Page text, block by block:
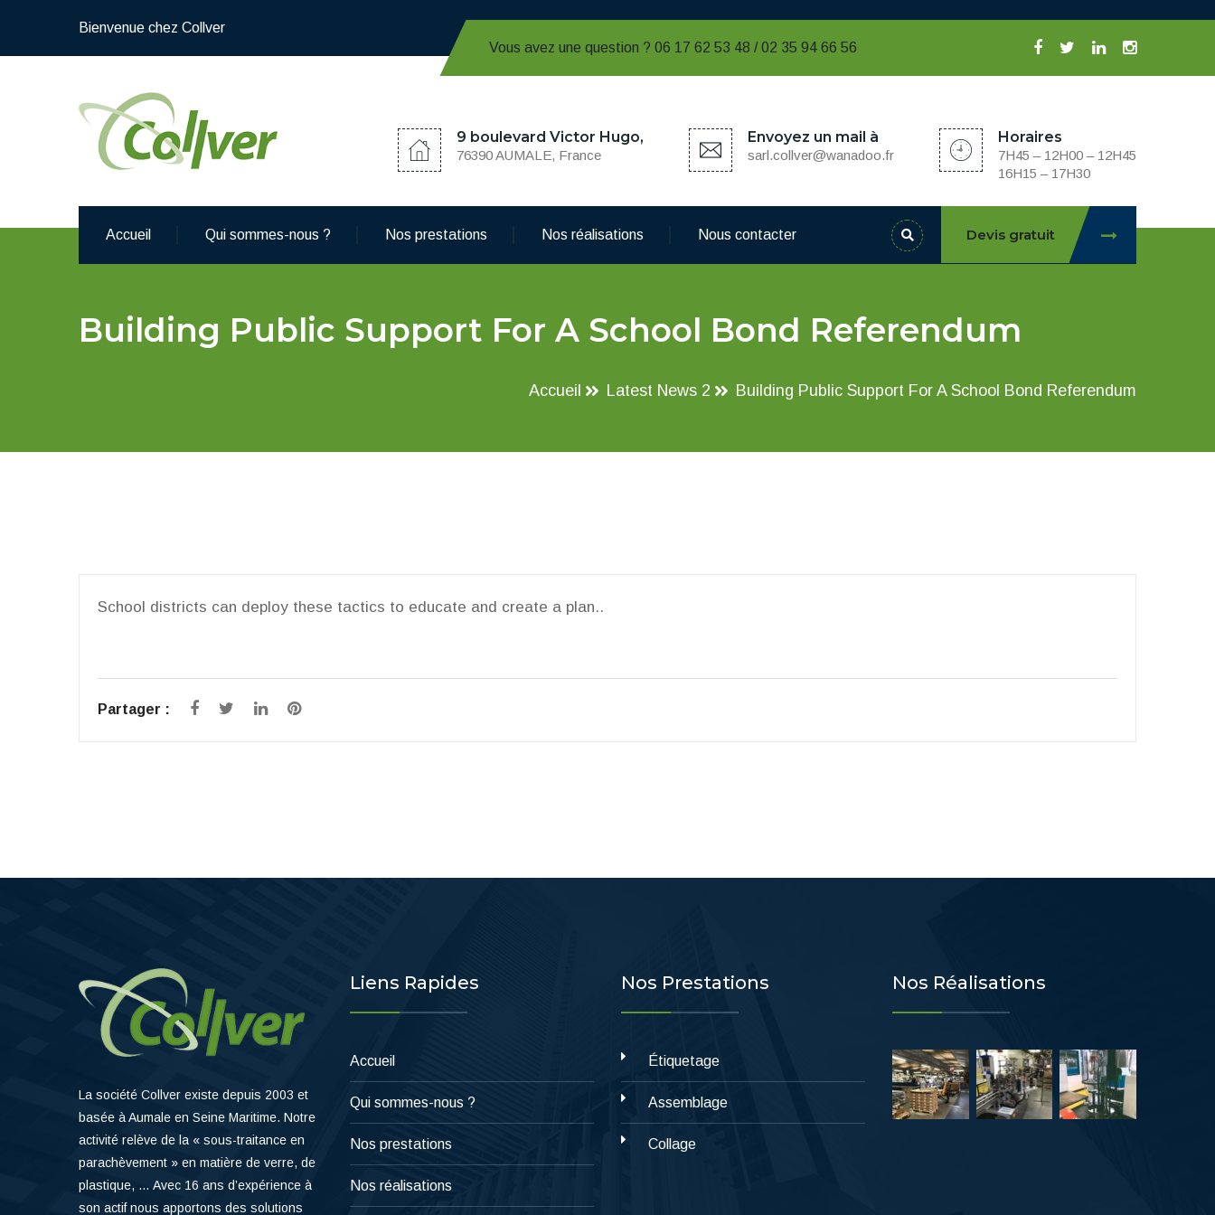
Bienvenue chez Collver
Vous avez une question ? 06 17 62 53 48 / 02 35 94 66 56
9 boulevard Victor Hugo,
76390 AUMALE, France
Envoyez un mail à
sarl.collver@wanadoo.fr
Horaires
7H45 – 12H00 – 12H45
16H15 – 17H30
Accueil Qui sommes-nous ? Nos prestations Nos réalisations Nous contacter Devis gratuit
Building Public Support For A School Bond Referendum
Accueil Latest News 2 Building Public Support For A School Bond Referendum
School districts can deploy these tactics to educate and create a plan..
Partager :
La société Collver existe depuis 2003 et
basée à Aumale en Seine Maritime. Notre
activité relève de la « sous-traitance en
parachèvement » en matière de verre, de
plastique, … Avec 16 ans d’expérience à
son actif nous apportons des solutions
Liens Rapides
Accueil
Qui sommes-nous ?
Nos prestations
Nos réalisations
Nos Prestations
Étiquetage
Assemblage
Collage
Nos Réalisations